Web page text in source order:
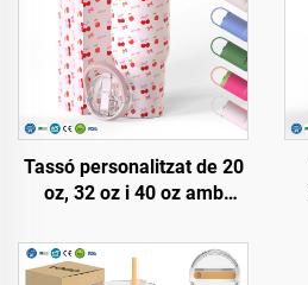
Tassó personalitzat de 20
oz, 32 oz i 40 oz amb
tapa de palla abatible,
tassa de viatge d'acer